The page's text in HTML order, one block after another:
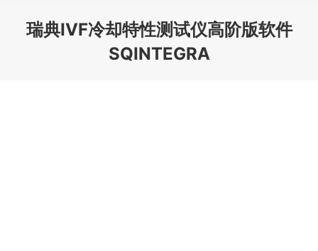
瑞典IVF冷却特性测试仪高阶版软件
SQINTEGRA